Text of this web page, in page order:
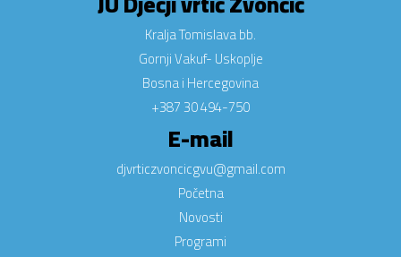
Kralja Tomislava bb.
Gornji Vakuf- Uskoplje
Bosna i Hercegovina
+387 30 494-750
E-mail
djvrticzvoncicgvu@gmail.com
Početna
Novosti
Programi